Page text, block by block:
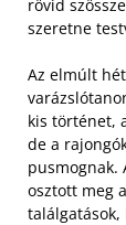
rövid
szeretne
Az elmúlt
kis történet,
de a
pusmognak.
osztott meg